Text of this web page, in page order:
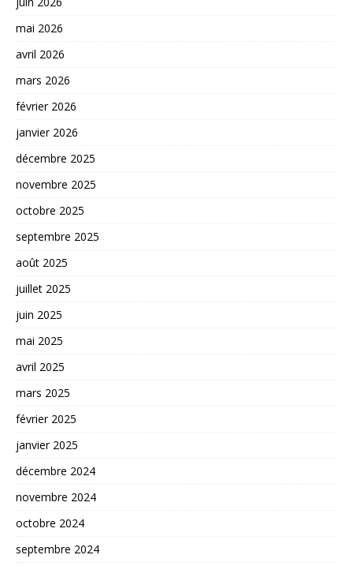
mai 2026
avril 2026
mars 2026
février 2026
janvier 2026
décembre 2025
novembre 2025
octobre 2025
septembre 2025
août 2025
juillet 2025
juin 2025
mai 2025
avril 2025
mars 2025
février 2025
janvier 2025
décembre 2024
novembre 2024
octobre 2024
septembre 2024